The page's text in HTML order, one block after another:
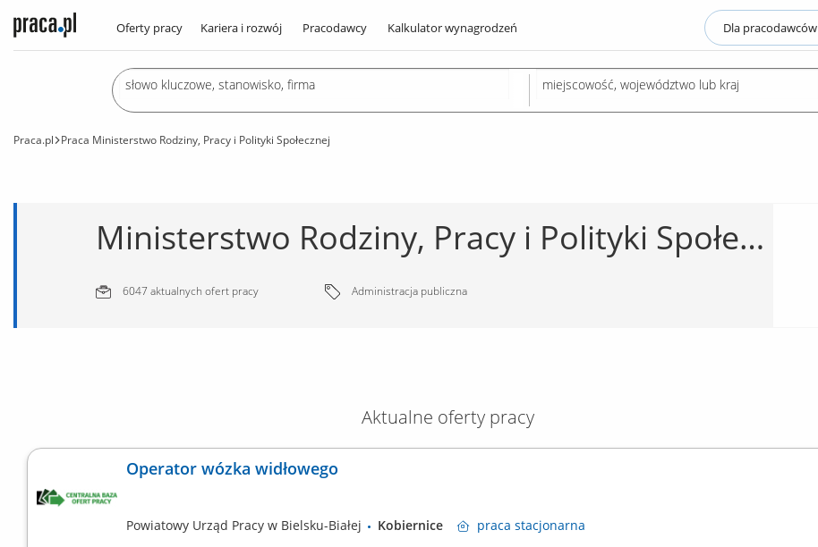
Oferty pracy Kariera i rozwój Pracodawcy Kalkulator wynagrodzeń Dla pracodawców
Praca.pl Praca Ministerstwo Rodziny, Pracy i Polityki Społecznej
Ministerstwo Rodziny, Pracy i Polityki Społecznej
6047 aktualnych ofert pracy Administracja publiczna
Aktualne oferty pracy
Operator wózka widłowego
Powiatowy Urząd Pracy w Bielsku-Białej Kobiernice praca stacjonarna